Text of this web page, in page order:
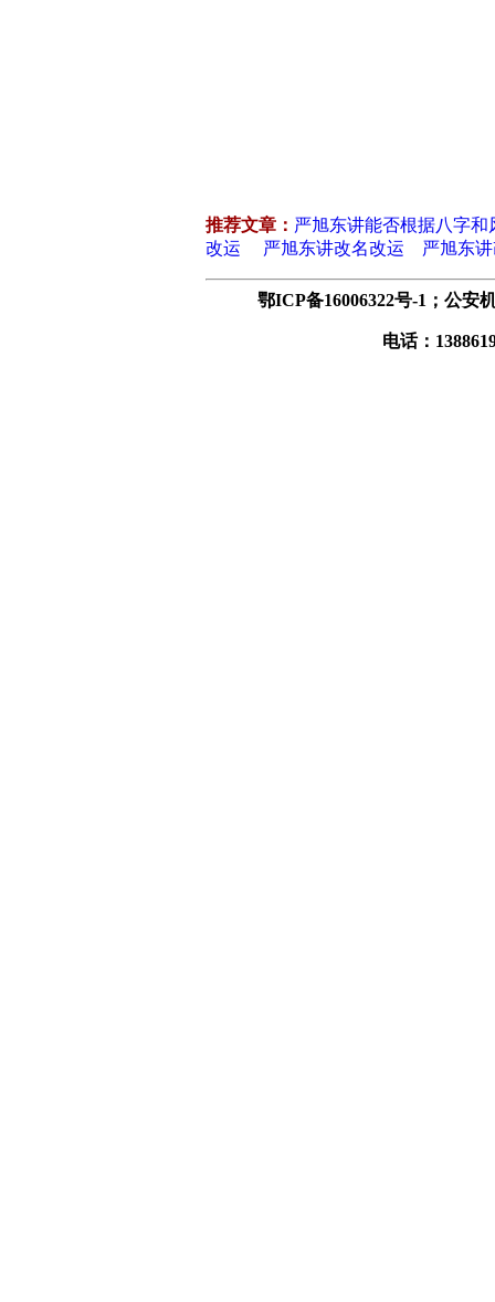
推荐文章： 严旭东讲能否根据八字和
改运
严旭东讲改名改运 严旭东
鄂ICP备16006322号-1 ；公安
电话：